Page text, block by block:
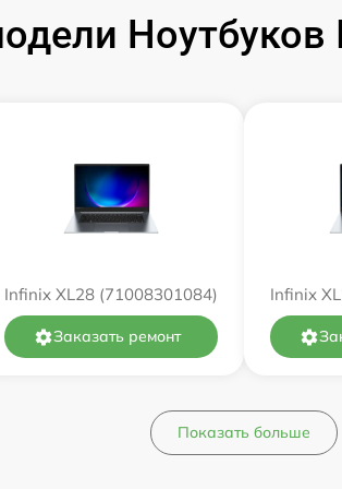
от 60 мин
от 60 мин
от 60 мин
Ноутбуков
Infinix XL28 (71008301084)
Заказать ремонт
Infinix
Показать больше